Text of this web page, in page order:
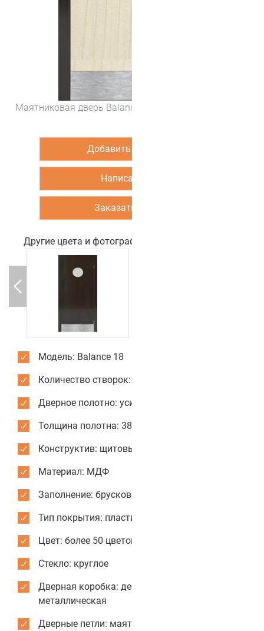
Маятниковая дверь Balance 19 (цвет Ясень кремона)
Добавить в корзину
Написать нам
Заказать звонок
Другие цвета и фотографии двери
Модель: Balance 18
Количество створок: одностворчатые
Дверное полотно: усиленное
Толщина полотна: 38 мм
Конструктив: щитовые двери
Материал: МДФ
Заполнение: брусковое
Тип покрытия: пластик CPL
Цвет: более 50 цветов и текстур для отделки
Стекло: круглое
Дверная коробка: деревянная или
металлическая
Дверные петли: маятниковые усиленные